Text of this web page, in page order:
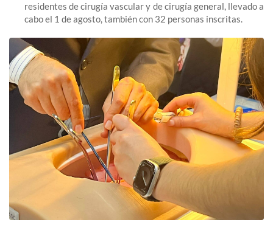
residentes de cirugía vascular y de cirugía general, llevado a
cabo el 1 de agosto, también con 32 personas inscritas.